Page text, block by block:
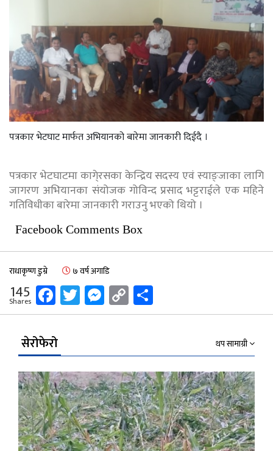
पत्रकार भेटघाट मार्फत अभियानको बारेमा जानकारी दिईदै ।
पत्रकार भेटघाटमा कागे्रसका केन्द्रिय सदस्य एवं स्याङ्जाका लागि
जागरण अभियानका संयोजक गोविन्द प्रसाद भट्टराईले एक महिने
गतिविधीका बारेमा जानकारी गराउनु भएको थियो ।
Facebook Comments Box
राधाकृष्ण डुम्रे ७ वर्ष अगाडि
145
Shares Facebook
Twitter
Messenger
Copy
Link
सेरोफेरो थप सामाग्री